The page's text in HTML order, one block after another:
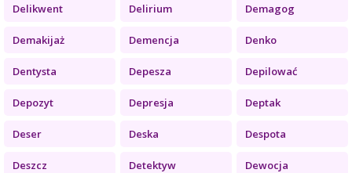
Delikwent Delirium Demagog
Demakijaż Demencja Denko
Dentysta Depesza Depilować
Depozyt Depresja Deptak
Deser Deska Despota
Deszcz Detektyw Dewocja